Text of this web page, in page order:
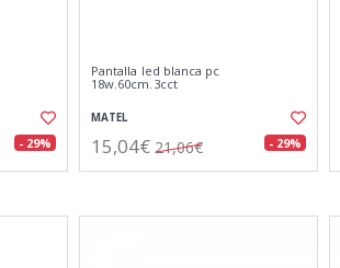
- 29%
Pantalla led blanca pc
18w.60cm.3cct
MATEL
15,04€ 21,06€ - 29%